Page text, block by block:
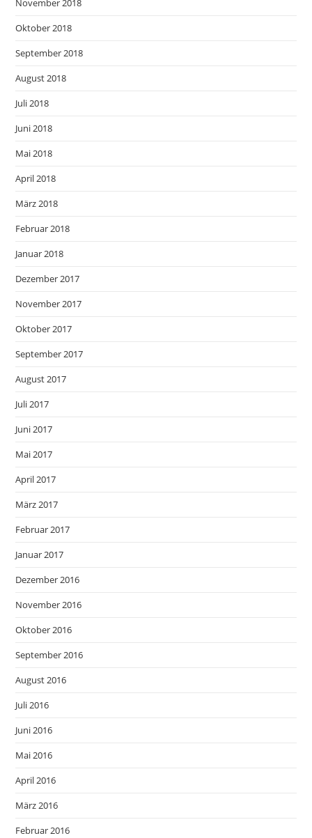
November 2018
Oktober 2018
September 2018
August 2018
Juli 2018
Juni 2018
Mai 2018
April 2018
März 2018
Februar 2018
Januar 2018
Dezember 2017
November 2017
Oktober 2017
September 2017
August 2017
Juli 2017
Juni 2017
Mai 2017
April 2017
März 2017
Februar 2017
Januar 2017
Dezember 2016
November 2016
Oktober 2016
September 2016
August 2016
Juli 2016
Juni 2016
Mai 2016
April 2016
März 2016
Februar 2016